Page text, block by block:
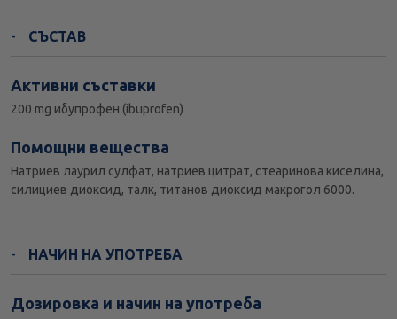
СЪСТАВ
Активни съставки
200 mg ибупрофен (ibuprofen)
Помощни вещества
Натриев лаурил сулфат, натриев цитрат, стеаринова киселина,
силициев диоксид, талк, титанов диоксид макрогол 6000.
НАЧИН НА УПОТРЕБА
Дозировка и начин на употреба